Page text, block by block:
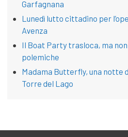
Garfagnana
Lunedì lutto cittadino per
Avenza
Il Boat Party trasloca, ma
polemiche
Madama Butterfly, una notte
Torre del Lago